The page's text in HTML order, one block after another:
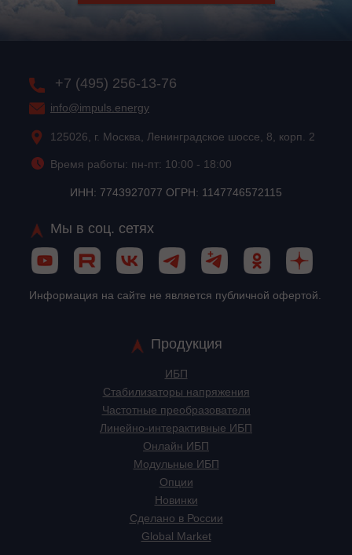
+7 (495) 256-13-76
info@impuls.energy
125026, г. Москва, Ленинградское шоссе, 8, корп. 2
Время работы: пн-пт: 10:00 - 18:00
ИНН: 7743927077 ОГРН: 1147746572115
Мы в соц. сетях
Информация на сайте не является публичной офертой.
Продукция
ИБП
Стабилизаторы напряжения
Частотные преобразователи
Линейно-интерактивные ИБП
Онлайн ИБП
Модульные ИБП
Опции
Новинки
Сделано в России
Global Market